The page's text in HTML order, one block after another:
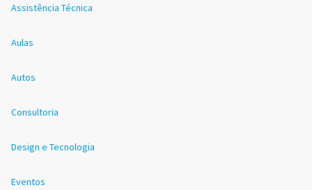
Assistência Técnica
Aulas
Autos
Consultoria
Design e Tecnologia
Eventos